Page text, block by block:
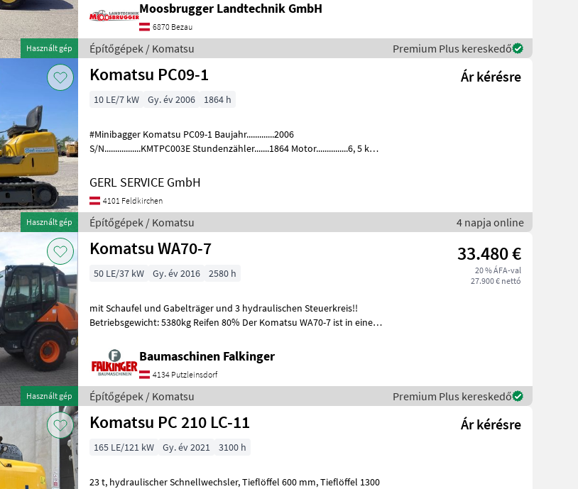
Használt gép
Moosbrugger Landtechnik GmbH
6870 Bezau
Építőgépek / Komatsu Premium Plus kereskedő
Használt gép
Komatsu PC09-1 Ár kérésre
10 LE/7 kW Gy. év 2006 1864 h
#Minibagger Komatsu PC09-1 Baujahr.............2006
S/N.................KMTPC003E Stundenzähler.......1864 Motor...............6, 5 kW,
GERL SERVICE GmbH
4101 Feldkirchen
Építőgépek / Komatsu 4 napja online
Használt gép
Komatsu WA70-7 33.480 €
20 % ÁFA-val
27.900 € nettó
50 LE/37 kW Gy. év 2016 2580 h
mit Schaufel und Gabelträger und 3 hydraulischen Steuerkreis!!
Betriebsgewicht: 5380kg Reifen 80% Der Komatsu WA70-7 ist in einem
Baumaschinen Falkinger
4134 Putzleinsdorf
Építőgépek / Komatsu Premium Plus kereskedő
Komatsu PC 210 LC-11 Ár kérésre
165 LE/121 kW Gy. év 2021 3100 h
23 t, hydraulischer Schnellwechsler, Tieflöffel 600 mm, Tieflöffel 1300